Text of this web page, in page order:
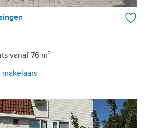
vanaf 76 m²